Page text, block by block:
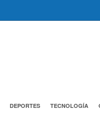
DEPORTES TECNOLOGÍA